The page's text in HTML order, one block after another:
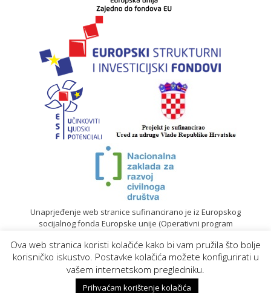
Unaprjeđenje web stranice sufinancirano je iz Europskog
socijalnog fonda Europske unije (Operativni program
© 2020. Sadržaj mrežne stranice isključiva je odgovornost
Gradskog društva Crvenog križa Koprivnica | Izrada web
stranica
Ova web stranica koristi kolačiće kako bi vam pružila što bolje
korisničko iskustvo. Postavke kolačića možete konfigurirati u
vašem internetskom pregledniku.
Prihvaćam korištenje kolačića